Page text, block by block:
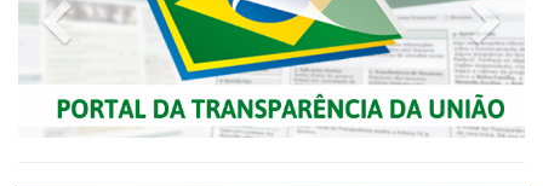
Previous